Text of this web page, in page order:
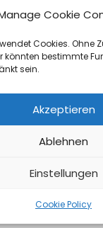
Cookie
Cookies. Ohne
könnten bestimmte
sein.
Akzeptieren
Ablehnen
Einstellungen
Cookie Policy